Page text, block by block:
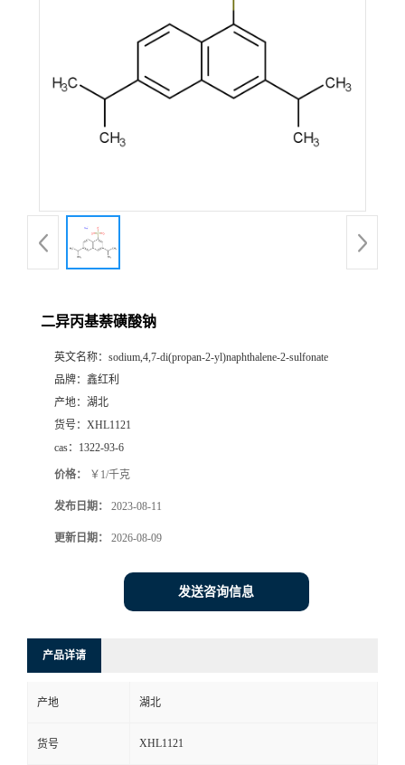
二异丙基萘磺酸钠
英文名称： sodium,4,7-di(propan-2-yl)naphthalene-2-sulfonate
品牌： 鑫红利
产地： 湖北
货号： XHL1121
cas： 1322-93-6
价格： ￥1/千克
发布日期： 2023-08-11
更新日期： 2026-08-09
发送咨询信息
产品详请
产地 湖北
货号 XHL1121